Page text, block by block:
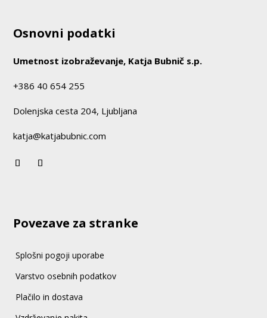
Osnovni podatki
Umetnost izobraževanje, Katja Bubnič s.p.
+386 40 654 255
Dolenjska cesta 204, Ljubljana
katja@katjabubnic.com
Povezave za stranke
Splošni pogoji uporabe
Varstvo osebnih podatkov
Plačilo in dostava